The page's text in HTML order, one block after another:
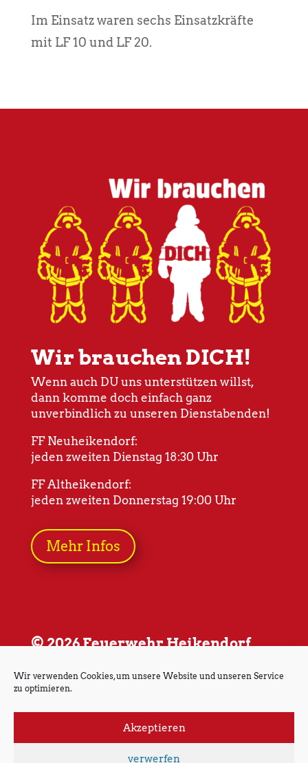
Wir verwenden Cookies, um unsere Website und unseren Service
zu optimieren.
Akzeptieren
verwerfen
Im Einsatz waren sechs Einsatzkräfte
mit LF 10 und LF 20.
Wir brauchen DICH!
Wenn auch DU uns unterstützen willst,
dann komme doch einfach ganz
unverbindlich zu unseren Dienstabenden!
FF Neuheikendorf:
jeden zweiten Dienstag 18:30 Uhr
FF Altheikendorf:
jeden zweiten Donnerstag 19:00 Uhr
Mehr Infos
© 2026 Feuerwehr Heikendorf
Impressum Datenschutz